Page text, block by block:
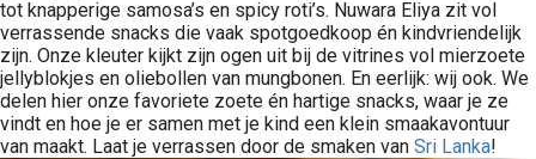
tot knapperige samosa’s en spicy roti’s. Nuwara Eliya zit vol
verrassende snacks die vaak spotgoedkoop én kindvriendelijk
zijn. Onze kleuter kijkt zijn ogen uit bij de vitrines vol mierzoete
jellyblokjes en oliebollen van mungbonen. En eerlijk: wij ook. We
delen hier onze favoriete zoete én hartige snacks, waar je ze
vindt en hoe je er samen met je kind een klein smaakavontuur
van maakt. Laat je verrassen door de smaken van Sri Lanka!